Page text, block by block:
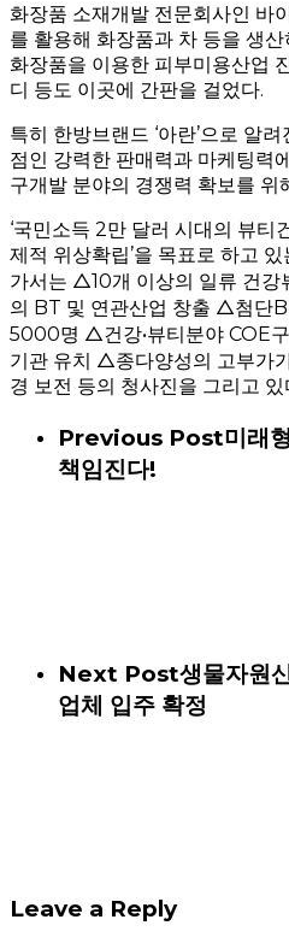
화장품 소재개발 전문회사인 바
를 활용해 화장품과 차 등을 생
화장품을 이용한 피부미용산업
디 등도 이곳에 간판을 걸었다.
특히 한방브랜드 ‘아란’으로 알
점인 강력한 판매력과 마케팅력
구개발 분야의 경쟁력 확보를 위
‘국민소득 2만 달러 시대의 뷰티
제적 위상확립’을 목표로 하고
가서는 △10개 이상의 일류 건
의 BT 및 연관산업 창출 △첨단
5000명 △건강•뷰티분야 COE
기관 유치 △종다양성의 고부가
경 보전 등의 청사진을 그리고 있
Previous Post미래
책임진다!
Next Post생물자원
업체 입주 확정
Leave a Reply